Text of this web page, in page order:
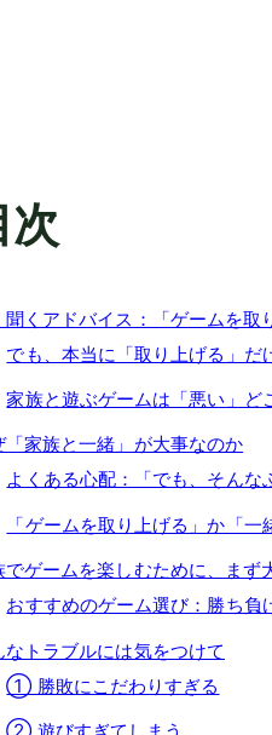
次
聞くアドバイス：「ゲームを取
でも、本当に「取り上げる」だ
家族と遊ぶゲームは「悪い」ど
「家族と一緒」が大事なのか
よくある心配：「でも、そんな
「ゲームを取り上げる」か「
でゲームを楽しむために、まず
おすすめのゲーム選び：勝ち負
なトラブルには気をつけて
① 勝敗にこだわりすぎる